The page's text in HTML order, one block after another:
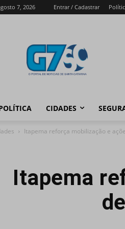
7, 2026 Entrar / Cadastrar
CIDADES
Itapema reforça mobilização e
Itapema